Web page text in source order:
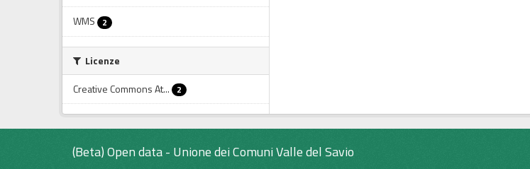
WMS 2
Licenze
Creative Commons At...
2
(Beta) Open data - Unione dei Comuni Valle del Savio